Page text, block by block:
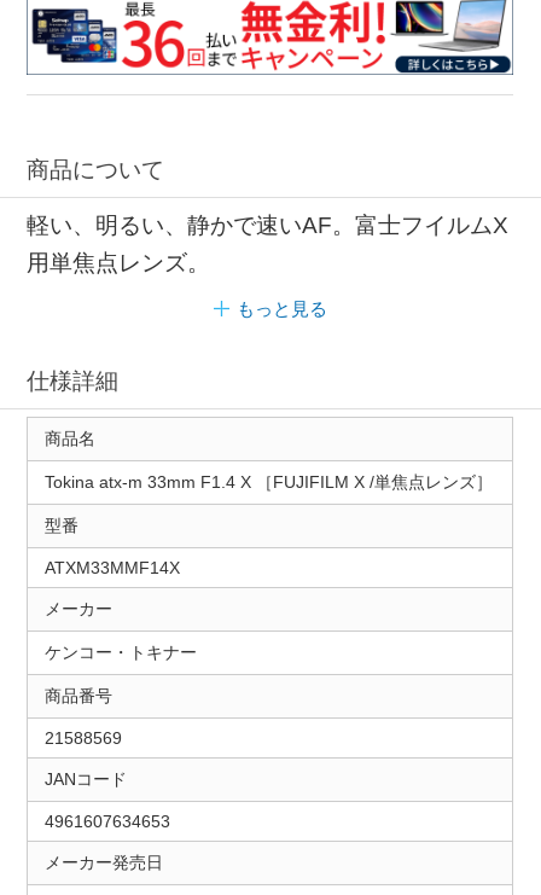
商品について
軽い、明るい、静かで速いAF。富士フイルムX
用単焦点レンズ。
もっと見る
仕様詳細
商品名
Tokina atx-m 33mm F1.4 X ［FUJIFILM X /単焦点レンズ］
型番
ATXM33MMF14X
メーカー
ケンコー・トキナー
商品番号
21588569
JANコード
4961607634653
メーカー発売日